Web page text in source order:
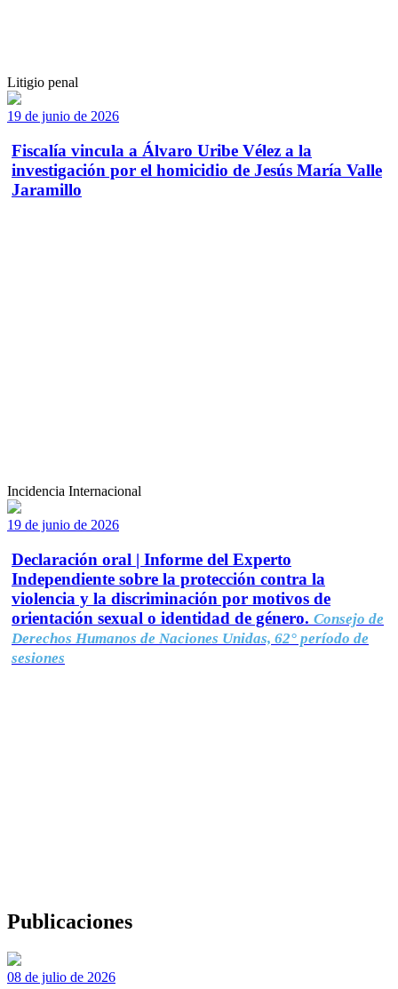
Litigio penal
19 de junio de 2026
Fiscalía vincula a Álvaro Uribe Vélez a la
investigación por el homicidio de Jesús María Valle
Jaramillo
Incidencia Internacional
19 de junio de 2026
Declaración oral | Informe del Experto
Independiente sobre la protección contra la
violencia y la discriminación por motivos de
orientación sexual o identidad de género. Consejo de
Derechos Humanos de Naciones Unidas, 62° período de
sesiones
Publicaciones
08 de julio de 2026